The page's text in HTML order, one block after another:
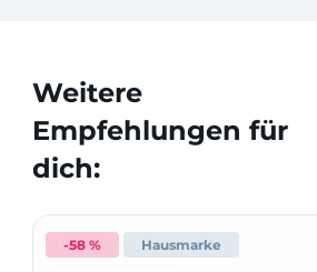
Weitere
Empfehlungen für
dich:
-58 % Hausmarke